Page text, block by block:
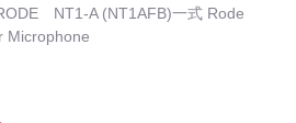
NT1-A (NT1AFB)一式 Rode
Microphone